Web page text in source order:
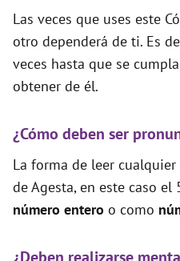
Las veces que uses este
otro dependerá de ti. Es
veces hasta que se
obtener de él.
¿Cómo deben ser
La forma de leer
de Agesta, en este caso
número entero o como